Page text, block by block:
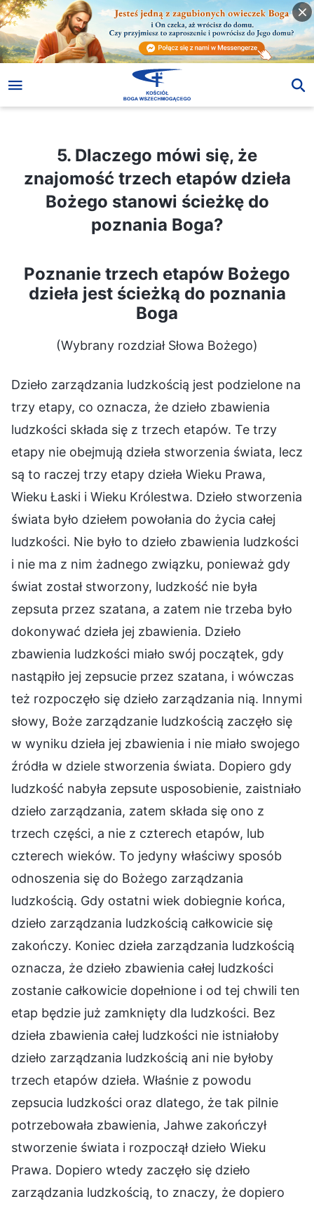
5. Dlaczego mówi się, że
znajomość trzech etapów dzieła
Bożego stanowi ścieżkę do
poznania Boga?
Poznanie trzech etapów Bożego
dzieła jest ścieżką do poznania
Boga
(Wybrany rozdział Słowa Bożego)
Dzieło zarządzania ludzkością jest podzielone na
trzy etapy, co oznacza, że dzieło zbawienia
ludzkości składa się z trzech etapów. Te trzy
etapy nie obejmują dzieła stworzenia świata, lecz
są to raczej trzy etapy dzieła Wieku Prawa,
Wieku Łaski i Wieku Królestwa. Dzieło stworzenia
świata było dziełem powołania do życia całej
ludzkości. Nie było to dzieło zbawienia ludzkości
i nie ma z nim żadnego związku, ponieważ gdy
świat został stworzony, ludzkość nie była
zepsuta przez szatana, a zatem nie trzeba było
dokonywać dzieła jej zbawienia. Dzieło
zbawienia ludzkości miało swój początek, gdy
nastąpiło jej zepsucie przez szatana, i wówczas
też rozpoczęło się dzieło zarządzania nią. Innymi
słowy, Boże zarządzanie ludzkością zaczęło się
w wyniku dzieła jej zbawienia i nie miało swojego
źródła w dziele stworzenia świata. Dopiero gdy
ludzkość nabyła zepsute usposobienie, zaistniało
dzieło zarządzania, zatem składa się ono z
trzech części, a nie z czterech etapów, lub
czterech wieków. To jedyny właściwy sposób
odnoszenia się do Bożego zarządzania
ludzkością. Gdy ostatni wiek dobiegnie końca,
dzieło zarządzania ludzkością całkowicie się
zakończy. Koniec dzieła zarządzania ludzkością
oznacza, że dzieło zbawienia całej ludzkości
zostanie całkowicie dopełnione i od tej chwili ten
etap będzie już zamknięty dla ludzkości. Bez
dzieła zbawienia całej ludzkości nie istniałoby
dzieło zarządzania ludzkością ani nie byłoby
trzech etapów dzieła. Właśnie z powodu
zepsucia ludzkości oraz dlatego, że tak pilnie
potrzebowała zbawienia, Jahwe zakończył
stworzenie świata i rozpoczął dzieło Wieku
Prawa. Dopiero wtedy zaczęło się dzieło
zarządzania ludzkością, to znaczy, że dopiero